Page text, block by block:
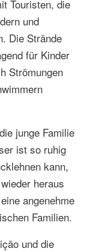
Touristen, die
und
Die Strände
für Kinder
Strömungen
junge Familie
ist so ruhig
kann,
heraus
angenehme
Familien.
und die